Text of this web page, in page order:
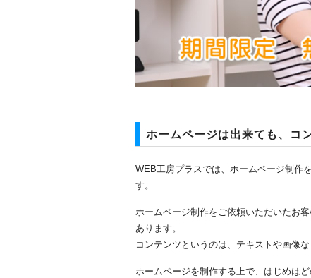
ホームページは出来ても、コ
WEB工房プラスでは、ホームページ制作
す。
ホームページ制作をご依頼いただいたお
あります。
コンテンツというのは、テキストや画像
ホームページを制作する上で、はじめは